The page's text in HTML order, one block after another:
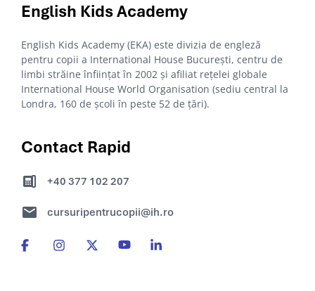
English KidsAcademy
English Kids Academy (EKA) este divizia de engleză
pentru copii a International House București, centru de
limbi străine înființat în 2002 și afiliat rețelei globale
International House World Organisation (sediu central la
Londra, 160 de școli în peste 52 de țări).
Contact Rapid
+40 377 102 207
cursuripentrucopii@ih.ro